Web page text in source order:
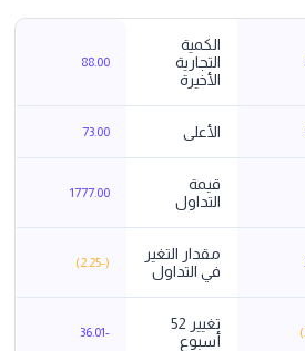
الكمية
التجارية
الأخيرة
88.00
الأعلى 73.00
قيمة
التداول
1777.00
مقدار التغير
في التداول
(
-2.25
)
)
تغيير 52
أسبوع
-36.01